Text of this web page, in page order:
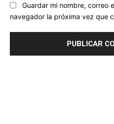
Guardar mi nombre, correo
navegador la próxima vez que